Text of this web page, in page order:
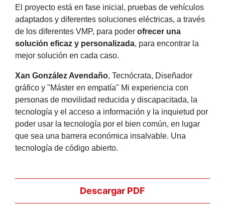
El proyecto está en fase inicial, pruebas de vehículos
adaptados y diferentes soluciones eléctricas, a través
de los diferentes VMP, para poder ofrecer una
solución eficaz y personalizada, para encontrar la
mejor solución en cada caso.
Xan González Avendaño, Tecnócrata, Diseñador
gráfico y "Máster en empatía" Mi experiencia con
personas de movilidad reducida y discapacitada, la
tecnología y el acceso a información y la inquietud por
poder usar la tecnología por el bien común, en lugar
que sea una barrera económica insalvable. Una
tecnología de código abierto.
Descargar PDF